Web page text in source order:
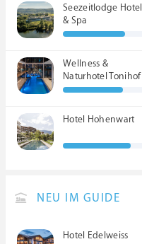
Seezeitlodge Hotel
& Spa
Wellness &
Naturhotel Tonihof
****S
Hotel Hohenwart
NEU IM GUIDE
Hotel Edelweiss